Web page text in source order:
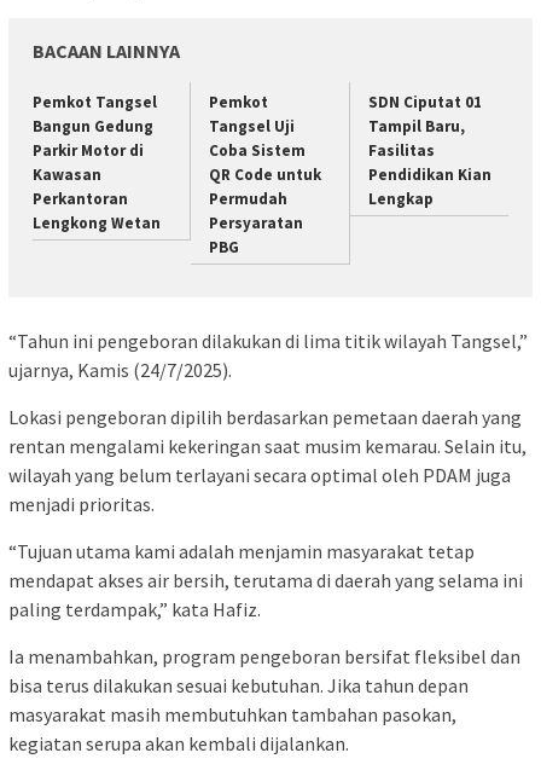
BACAAN LAINNYA
Pemkot Tangsel
Bangun Gedung
Parkir Motor di
Kawasan
Perkantoran
Lengkong Wetan
Pemkot
Tangsel Uji
Coba Sistem
QR Code untuk
Permudah
Persyaratan
PBG
SDN Ciputat 01
Tampil Baru,
Fasilitas
Pendidikan Kian
Lengkap
“Tahun ini pengeboran dilakukan di lima titik wilayah Tangsel,”
ujarnya, Kamis (24/7/2025).
Lokasi pengeboran dipilih berdasarkan pemetaan daerah yang
rentan mengalami kekeringan saat musim kemarau. Selain itu,
wilayah yang belum terlayani secara optimal oleh PDAM juga
menjadi prioritas.
“Tujuan utama kami adalah menjamin masyarakat tetap
mendapat akses air bersih, terutama di daerah yang selama ini
paling terdampak,” kata Hafiz.
Ia menambahkan, program pengeboran bersifat fleksibel dan
bisa terus dilakukan sesuai kebutuhan. Jika tahun depan
masyarakat masih membutuhkan tambahan pasokan,
kegiatan serupa akan kembali dijalankan.